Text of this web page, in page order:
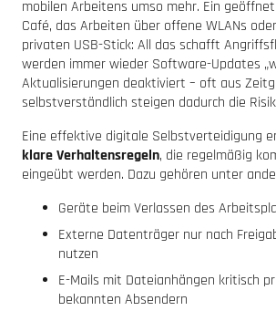
mobilen Arbeitens umso mehr. Ein
Café, das Arbeiten über offene WLANs
privaten USB-Stick: All das schafft
werden immer wieder Software-Updates
Aktualisierungen deaktiviert – oft aus
selbstverständlich steigen dadurch die
Eine effektive digitale Selbstverteidigung
klare Verhaltensregeln, die regelmäßig
eingeübt werden. Dazu gehören unter
Geräte beim Verlassen des
Externe Datenträger nur nach
nutzen
E-Mails mit Dateianhängen kritisch
bekannten Absendern